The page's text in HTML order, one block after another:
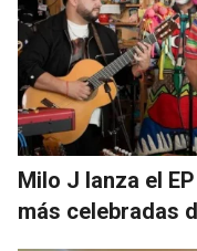
Milo J lanza el
más celebradas